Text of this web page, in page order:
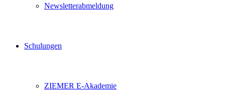
Newsletterabmeldung
Schulungen
ZIEMER E-Akademie